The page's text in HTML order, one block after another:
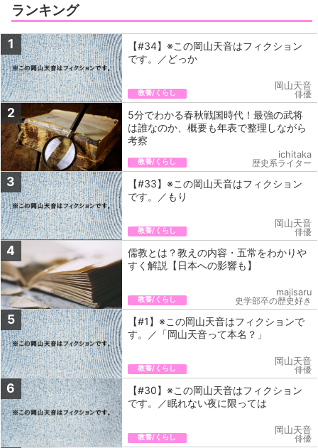
ランキング
1
【#34】※この岡山天音はフィクション
です。／どっか
教養/くらし
岡山天音
俳優
2
5分でわかる春秋戦国時代！最強の武将
は誰なのか、概要も年表で整理しながら
考察
教養/くらし
ichitaka
歴史系ライター
3
【#33】※この岡山天音はフィクション
です。／もり
教養/くらし
岡山天音
俳優
4
儒教とは？教えの内容・五常をわかりや
すく解説【日本への影響も】
教養/くらし
majisaru
史学部卒の歴史好き
5
【#1】※この岡山天音はフィクションで
す。／「岡山天音って本名？」
教養/くらし
岡山天音
俳優
6
【#30】※この岡山天音はフィクション
です。／眠れない夜に限っては
教養/くらし
岡山天音
俳優